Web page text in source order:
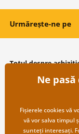
Urmărește-ne pe
Totul despre
Condiții și termeni
Protecția datelor
Transport și modalități
Returnare
Ne
Fișierele cookies vă
vă vor salva timpul
sunteți interesați.